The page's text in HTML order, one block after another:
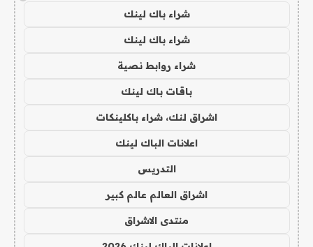
شراء باك لينك
شراء باك لينك
شراء روابط نصية
باقات باك لينك
اشراق لنك، شراء باكلينكات
اعلانات الباك لينك
التدريس
اشراق العالم عالم كبير
منتدى الاشراق